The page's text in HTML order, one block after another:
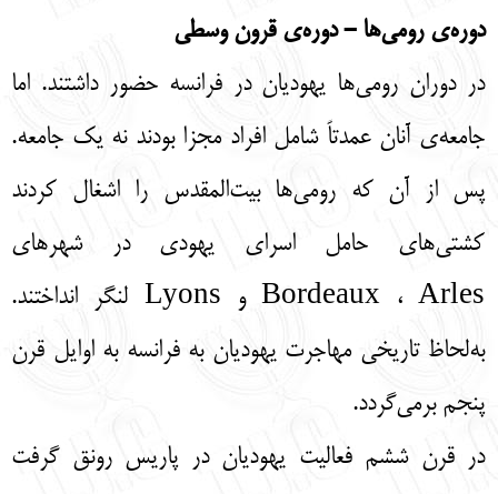
دوره‌ی رومی‌ها - دوره‌ی قرون وسطی
در دوران رومی‌ها‌ یهودیان در فرانسه حضور داشتند. اما
جامعه‌ی آنان عمدتاً شامل افراد مجزا بودند نه یک جامعه.
پس از آن که رومی‌ها بیت‌المقدس را اشغال کردند
کشتی‌های حامل اسرای یهودی در شهرهای
Bordeaux ، Arles و Lyons لنگر انداختند.
به‌لحاظ تاریخی مهاجرت یهودیان به فرانسه به اوایل قرن
پنجم برمی‌گردد.
در قرن ششم فعالیت یهودیان در پاریس رونق گرفت